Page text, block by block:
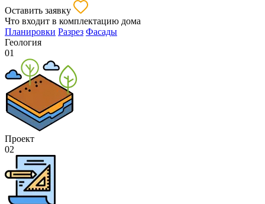
Оставить заявку
Что входит в комплектацию дома
Планировки Разрез Фасады
Геология
01
Проект
02